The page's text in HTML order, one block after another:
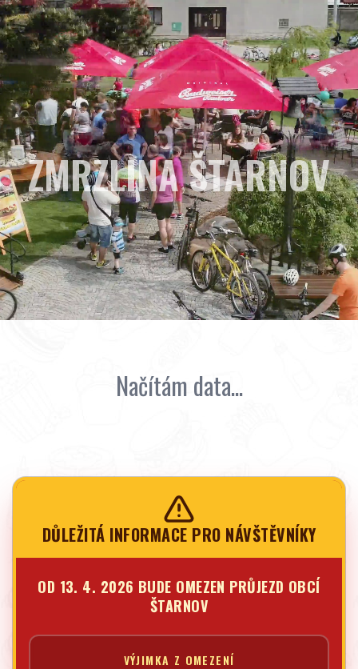
ZMRZLINA ŠTARNOV
Načítám data...
DŮLEŽITÁ INFORMACE PRO NÁVŠTĚVNÍKY
OD 13. 4. 2026 BUDE OMEZEN PRŮJEZD OBCÍ
ŠTARNOV
VÝJIMKA Z OMEZENÍ